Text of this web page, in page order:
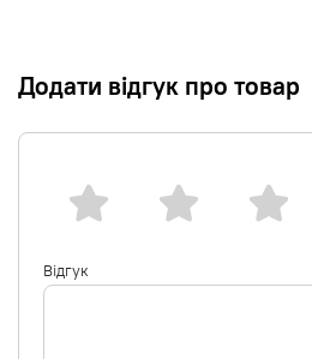
Додати відгук про товар
Відгук